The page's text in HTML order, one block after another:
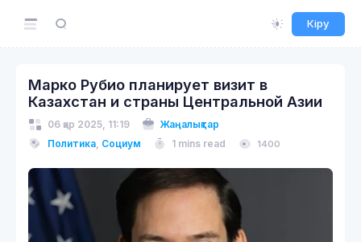
Кіру
Марко Рубио планирует визит в
Казахстан и страны Центральной Азии
06 қар 2025, 11:19
Жаңалықтар
Политика, Социум 1 mins read 1400